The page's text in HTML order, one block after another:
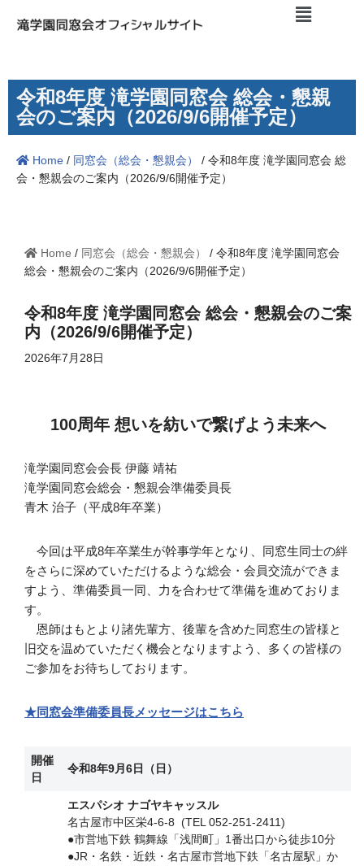
テ
ン
ツ
ス
キ
令和8年度 滝学園同窓会 総会・懇親
会のご案内（2026/9/6開催予定）
Home / 同窓会（総会・懇親会） / 令和8年度 滝学園同窓会 総
会・懇親会のご案内（2026/9/6開催予定）
Home / 同窓会（総会・懇親会） / 令和8年度 滝学園同窓会
総会・懇親会のご案内（2026/9/6開催予定）
令和8年度 滝学園同窓会 総会・懇親会のご案
内（2026/9/6開催予定）
2026年7月28日
100周年 想いを紡いで繋げよう未来へ
滝学園同窓会会長 伊藤 靖祐
滝学園同窓会総会・懇親会準備委員長
青木 治子（平成8年卒業）
今回は平成8年卒業生が幹事学年となり、同窓生同士の絆
をさらに深めていただけるような総会・会員交流ができま
すよう、準備委員一同、力を合わせて準備を進めておりま
す。
恩師はもとより諸先輩方、後輩を含めた同窓生の皆様と
旧交を温めていただく機会となりますよう、多くの皆様の
ご参加をお待ちしております。
★同窓会準備委員長メッセージはこちら
開催
日
令和8年9月6日（日）
エスパシオ ナゴヤキャッスル
名古屋市中区栄4-6-8 (TEL 052-251-2411)
●市営地下鉄 鶴舞線「浅間町」1番出口から徒歩10分
●JR・名鉄・近鉄・名古屋市営地下鉄「名古屋駅」か